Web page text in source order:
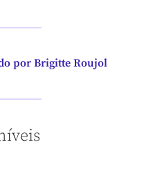
por Brigitte Roujol